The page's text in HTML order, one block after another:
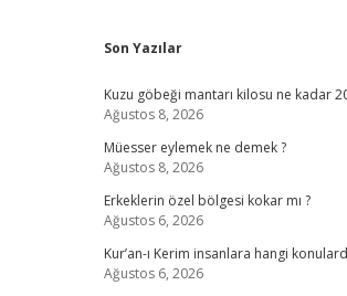
Sidebar
Son Yazılar
Kuzu göbeği mantarı kilosu ne kadar
Ağustos 8, 2026
Müesser eylemek ne demek ?
Ağustos 8, 2026
Erkeklerin özel bölgesi kokar mı ?
Ağustos 6, 2026
Kur’an-ı Kerim insanlara hangi
Ağustos 6, 2026